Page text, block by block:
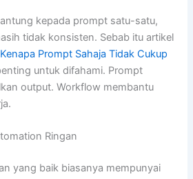
kepada prompt satu-satu,
tidak konsisten. Sebab itu artikel
Prompt Sahaja Tidak Cukup
untuk difahami. Prompt
output. Workflow membantu
Ringan
yang baik biasanya mempunyai